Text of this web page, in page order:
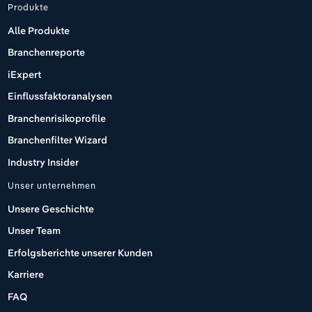
Produkte
Alle Produkte
Branchenreporte
iExpert
Einflussfaktoranalysen
Branchenrisikoprofile
Branchenfilter Wizard
Industry Insider
Unser unternehmen
Unsere Geschichte
Unser Team
Erfolgsberichte unserer Kunden
Karriere
FAQ